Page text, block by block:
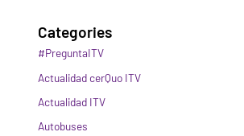
Categories
#PreguntaITV
Actualidad cerQuo ITV
Actualidad ITV
Autobuses